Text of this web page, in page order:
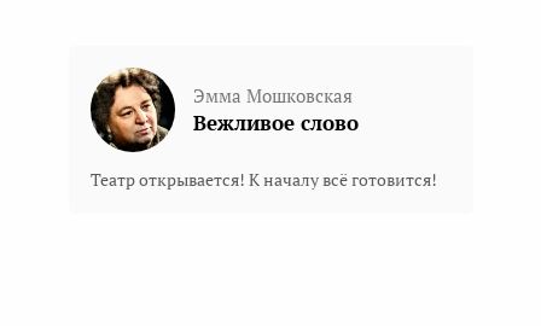
Эмма Мошковская
Вежливое слово
Театр открывается! К началу всё готовится!